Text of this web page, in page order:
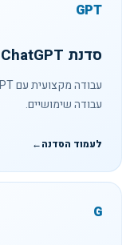
GPT
סדנת ChatGPT לארגונים
עבודה שימושיים.
לעמוד הסדנה←
G